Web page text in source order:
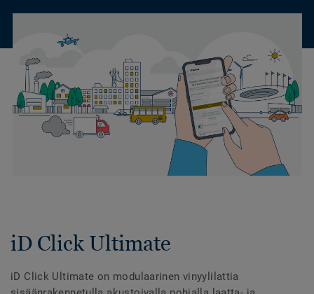
iD Click Ultimate
iD Click Ultimate on modulaarinen vinyylilattia